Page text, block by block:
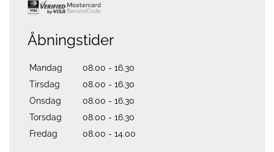
Åbningstider
Mandag
08.00 - 16.30
Tirsdag
08.00 - 16.30
Onsdag
08.00 - 16.30
Torsdag
08.00 - 16.30
Fredag
08.00 - 14.00